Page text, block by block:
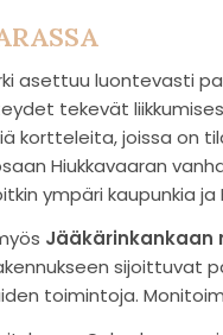
asettuu luontevasti
tekevät
kortteleita, joissa on
Hiukkavaaran
ympäri kaupunkia
Jääkärinkankaan
sijoittuvat
toimintoja.